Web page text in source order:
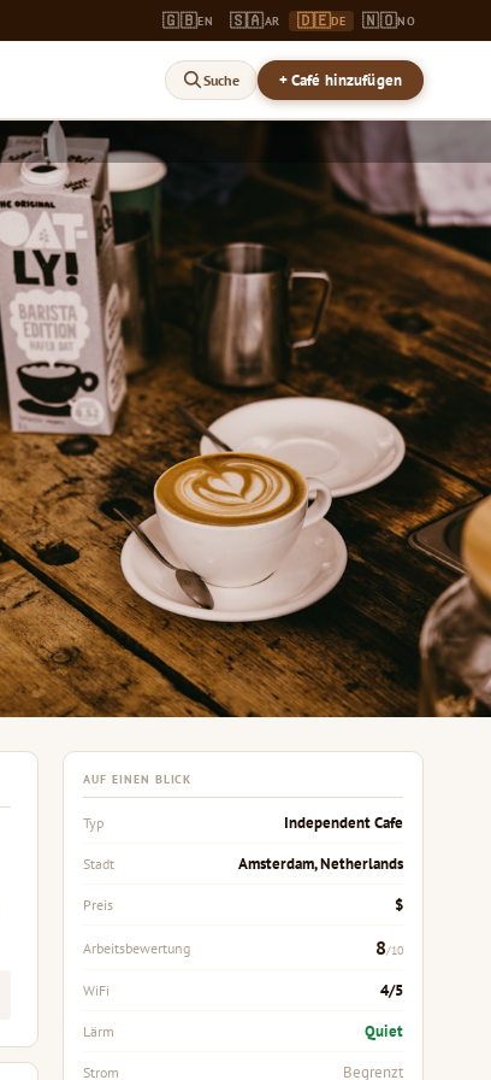
🇬🇧EN 🇸🇦AR 🇩🇪DE 🇳🇴NO
Suche + Café hinzufügen
AUF EINEN BLICK
Typ Independent Cafe
Stadt Amsterdam, Netherlands
Preis $
Arbeitsbewertung 8/10
WiFi 4/5
Lärm Quiet
Strom Begrenzt